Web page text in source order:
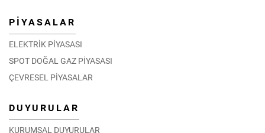
PİYASALAR
ELEKTRİK PİYASASI
SPOT DOĞAL GAZ PİYASASI
ÇEVRESEL PİYASALAR
DUYURULAR
KURUMSAL DUYURULAR